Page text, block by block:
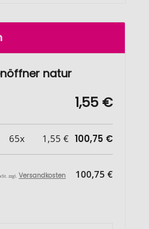
natur
1,55 €
65x 1,55 € 100,75 €
zzgl. Versandkosten 100,75 €